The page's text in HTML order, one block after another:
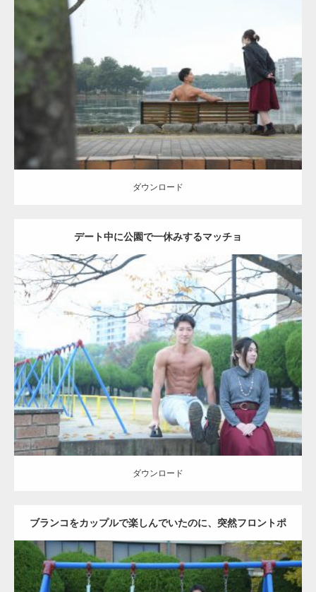
公園のマッチョ AKIHITO(細マッチョ) 背中
ダウンロード
ダウンロード
デート中に公園で一休みするマッチョ
Update:2021.07.6
Category:公園のマッチョ その他 AKIHITO(細マッチョ) 腹筋
ダウンロード
ダウンロード
ブランコをカップルで楽しんでいたのに、突然フロントポ
ーズをするマッチョ